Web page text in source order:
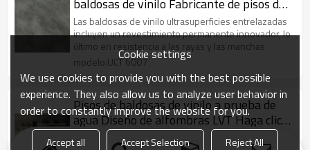
baldosas de vinilo Fabricante de pisos de
vinilo China | Antideslizante Stone
Design Concrete Look UCT 6007
Las baldosas de vinilo ultrasuperficies entrelazadas
incluyen un revestimiento permanente innovador, lo
último en resistencia a las rayas y las manchas
modelo:UCT 6007
Pisos de baldosas de vinilo a prueba de
agua Diseño de alfombras LVT Haga clic
en Pisos de vinilo | Instalación Rápida
Este piso de baldosas de vinilo clic puede infundir
Cookie settings
We use cookies to provide you with the best possible
experience. They also allow us to analyze user behavior in
order to constantly improve the website for you.
Accept all Accept Selection Reject All